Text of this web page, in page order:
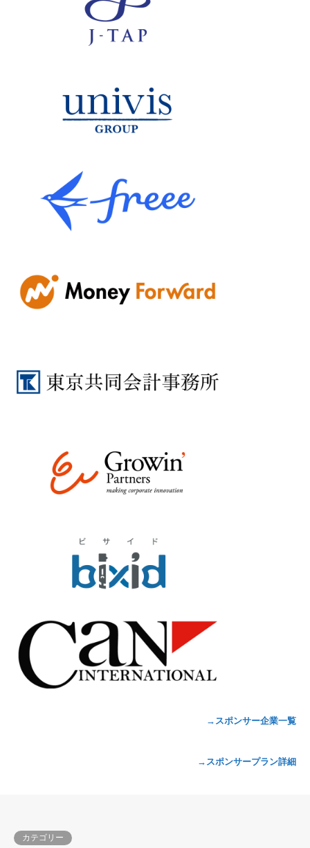
→スポンサー企業一覧
→スポンサープラン詳細
カテゴリー